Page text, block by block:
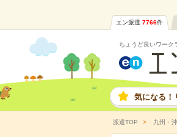
エン派遣 7766件
ちょうど良いワーク
気になる！
派遣TOP 九州・